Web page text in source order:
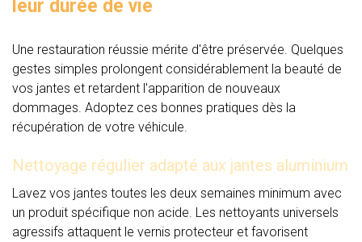
leur durée de vie
Une restauration réussie mérite d'être préservée. Quelques
gestes simples prolongent considérablement la beauté de
vos jantes et retardent l'apparition de nouveaux
dommages. Adoptez ces bonnes pratiques dès la
récupération de votre véhicule.
Nettoyage régulier adapté aux jantes aluminium
Lavez vos jantes toutes les deux semaines minimum avec
un produit spécifique non acide. Les nettoyants universels
agressifs attaquent le vernis protecteur et favorisent